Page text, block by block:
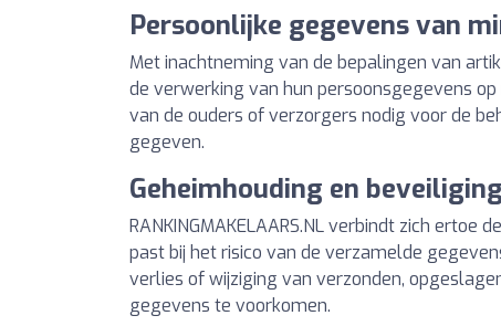
Persoonlijke gegevens van
Met inachtneming van de bepalingen van
de verwerking van hun persoonsgegevens op
van de ouders of verzorgers nodig voor de
gegeven.
Geheimhouding en
RANKINGMAKELAARS.NL verbindt zich
past bij het risico van de verzamelde
verlies of wijziging van verzonden,
gegevens te voorkomen.